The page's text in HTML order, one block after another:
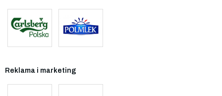
Reklama i marketing